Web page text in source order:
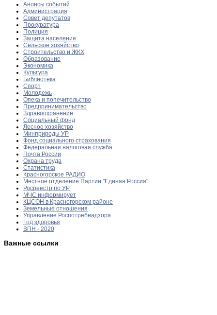
Анонсы событий
Администрация
Совет депутатов
Прокуратура
Полиция
Защита населения
Сельское хозяйство
Строительство и ЖКХ
Образование
Экономика
Культура
Библиотека
Спорт
Молодежь
Опека и попечительство
Предпринимательство
Здравоохранение
Социальный фонд
Лесное хозяйство
Минприроды УР
Фонд социального страхования
Федеральная налоговая служба
Почта России
Охрана труда
Статистика
Красногорское РАДИО
Местное отделение Партии "Единая Россия"
Росреестр по УР
МЧС информирует
КЦСОН в Красногорском районе
Земельные отношения
Управление Роспотребнадзора
Год здоровья
ВПН - 2020
Важные ссылки